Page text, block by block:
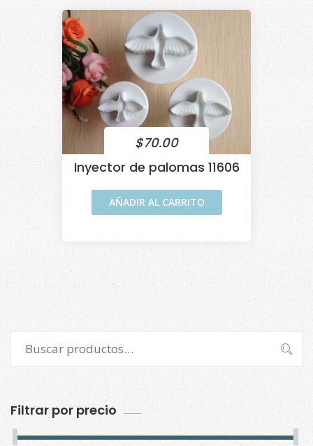
$70.00
Inyector de palomas 11606
AÑADIR AL CARRITO
por:
Buscar
Filtrar por precio